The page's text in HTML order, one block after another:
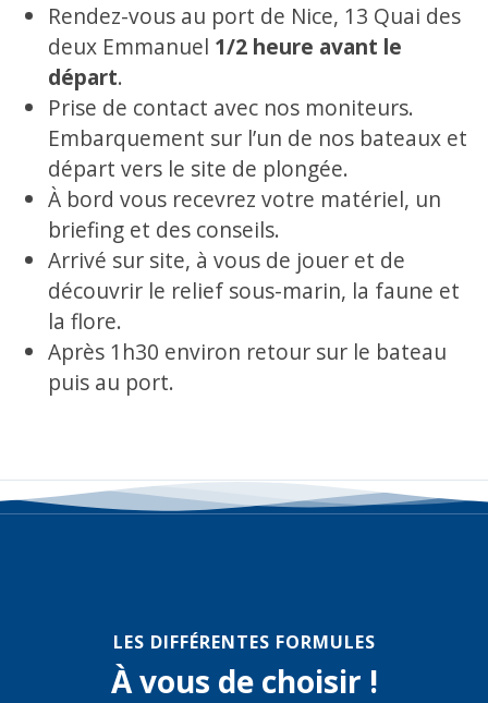
Rendez-vous au port de Nice, 13 Quai des
deux Emmanuel 1/2 heure avant le
départ.
Prise de contact avec nos moniteurs.
Embarquement sur l’un de nos bateaux et
départ vers le site de plongée.
À bord vous recevrez votre matériel, un
briefing et des conseils.
Arrivé sur site, à vous de jouer et de
découvrir le relief sous-marin, la faune et
la flore.
Après 1h30 environ retour sur le bateau
puis au port.
LES DIFFÉRENTES FORMULES
À vous de choisir !